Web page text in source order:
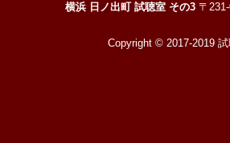
横浜 日ノ出町 試聴室 その3 〒
Copyright © 2017-2019